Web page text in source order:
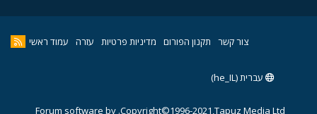
צור קשר תקנון הפורום מדיניות פרטיות עזרה עמוד ראשי
עברית (he_IL)
Copyright©1996-2021,Tapuz Media Ltd.
Forum software by